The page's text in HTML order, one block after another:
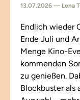
13.07.2026 — Lena
Endlich wieder
Ende Juli und
Menge Kino-
kommenden
zu genießen.
Blockbuster als